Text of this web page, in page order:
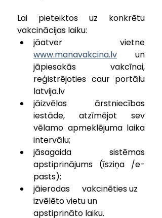
Lai pieteiktos uz konkrētu
vakcinācijas laiku:
www.manavakcina.lv un
jāpiesakās vakcīnai,
reģistrējoties caur portālu
latvija.lv
jāizvēlas ārstniecības
iestāde, atzīmējot sev
vēlamo apmeklējuma laika
intervālu;
jāsagaida      sistēmas
apstiprinājums (īsziņa /e-
pasts);
jāierodas      vakcinēties uz
izvēlēto vietu un
apstiprināto laiku.